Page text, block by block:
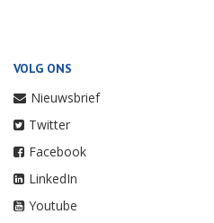
VOLG ONS
Nieuwsbrief
Twitter
Facebook
LinkedIn
Youtube